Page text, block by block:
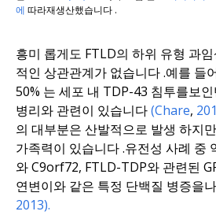
에 따라재생산했습니다 .
흥미 롭게도 FTLD의 하위 유형 과
적인 상관관계가 없습니다.예를 들
50% 는 세포 내 TDP-43 침투를보인
병리와 관련이 있습니다(Chare,
의 대부분은 산발적으로 발생 하지만
가족력이 있습니다.유전성 사례 중
와C9orf72, FTLD-TDP와 관련된
연변이와 같은 특정 단백질 병증을
2013).